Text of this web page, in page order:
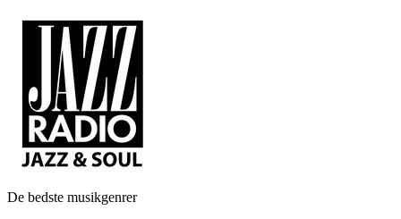
De bedste musikgenrer